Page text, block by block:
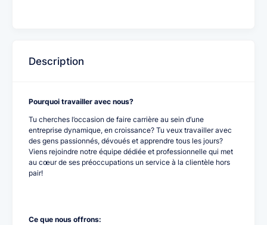
Description
Pourquoi travailler avec nous?
Tu cherches l’occasion de faire carrière au sein d’une
entreprise dynamique, en croissance? Tu veux travailler avec
des gens passionnés, dévoués et apprendre tous les jours?
Viens rejoindre notre équipe dédiée et professionnelle qui met
au cœur de ses préoccupations un service à la clientèle hors
pair!
Ce que nous offrons: